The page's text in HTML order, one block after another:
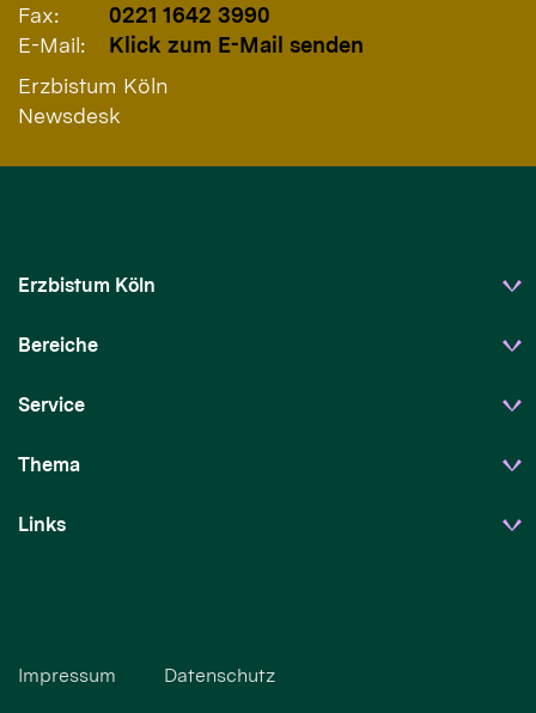
Fax:
0221 1642 3990
E-Mail:
Klick zum E-Mail senden
Erzbistum Köln
Newsdesk
Erzbistum Köln
Bereiche
Service
Thema
Links
Impressum Datenschutz